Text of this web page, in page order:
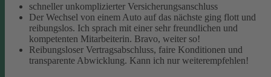
schneller unkomplizierter Versicherungsanschluss
Der Wechsel von einem Auto auf das nächste ging flott und
reibungslos. Ich sprach mit einer sehr freundlichen und
kompetenten Mitarbeiterin. Bravo, weiter so!
Reibungsloser Vertragsabschluss, faire Konditionen und
transparente Abwicklung. Kann ich nur weiterempfehlen!